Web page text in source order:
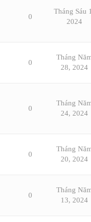
0
Tháng Sáu
2024
0
Tháng
28, 2024
0
Tháng
24, 2024
0
Tháng
20, 2024
0
Tháng
13, 2024